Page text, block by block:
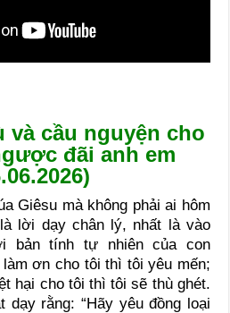
và cầu nguyện cho
đãi anh em
Giêsu mà không phải ai hôm
lời dạy chân lý, nhất là vào
bản tính tự nhiên của con
ơn cho tôi thì tôi yêu mến;
hại cho tôi thì tôi sẽ thù ghét.
dạy rằng: “Hãy yêu đồng loại